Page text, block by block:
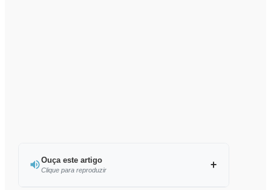
Ouça este artigo
Clique para reproduzir